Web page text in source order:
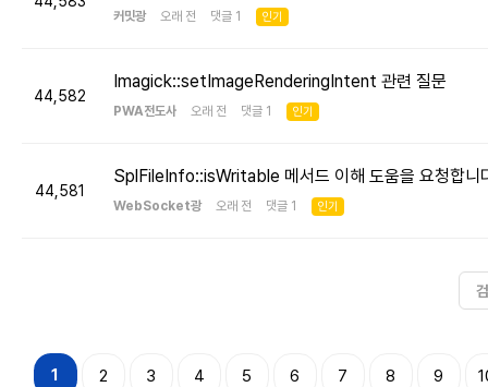
커밋광 오래 전 댓글 1 인기
44,582
Imagick::setImageRenderingIntent 관련 질문
PWA전도사 오래 전 댓글 1 인기
44,581
SplFileInfo::isWritable 메서드 이해 도움을 요청합니
WebSocket광 오래 전 댓글 1 인기
1 2 3 4 5 6 7 8 9